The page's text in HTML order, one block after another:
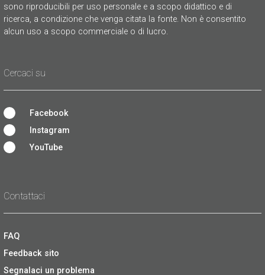
sono riproducibili per uso personale e a scopo didattico e di
ricerca, a condizione che venga citata la fonte. Non è consentito
alcun uso a scopo commerciale o di lucro.
Cercaci su
Facebook
Instagram
YouTube
Contattaci
FAQ
Feedback sito
Segnalaci un problema